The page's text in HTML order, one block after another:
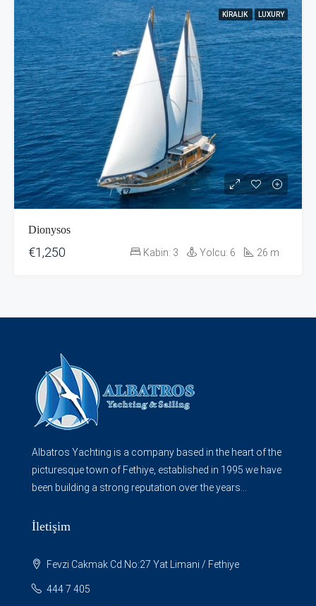
KIRALIK LUXURY
Dionysos
€1,250 Kabin: 3 Yolcu: 6 26 m
Albatros Yachting is a company based in the heart of the
picturesque town of Fethiye, established in 1995 we have
been building a strong reputation over the years...
İletişim
Fevzi Cakmak Cd.No:27 Yat Limani / Fethiye
444 7 405